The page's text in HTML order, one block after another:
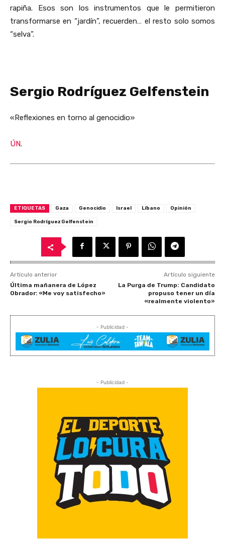
rapiña. Esos son los instrumentos que le permitieron
transformarse en “jardín”, recuerden… el resto solo somos
“selva”.
Sergio Rodríguez Gelfenstein
«Reflexiones en torno al genocidio»
ÚN.
ETIQUETAS Gaza Genocidio Israel Líbano Opinión
Sergio Rodríguez Gelfenstein
Artículo anterior
Última mañanera de López
Obrador: «Me voy satisfecho»
Artículo siguiente
La Purga de Trump: Candidato
propuso tener un día
«realmente violento»
- Publicidad -
- Publicidad -